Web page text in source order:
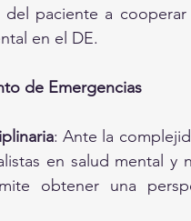
paciente a
en el DE.
de Emergencias
: Ante la
en salud mental y
obtener una